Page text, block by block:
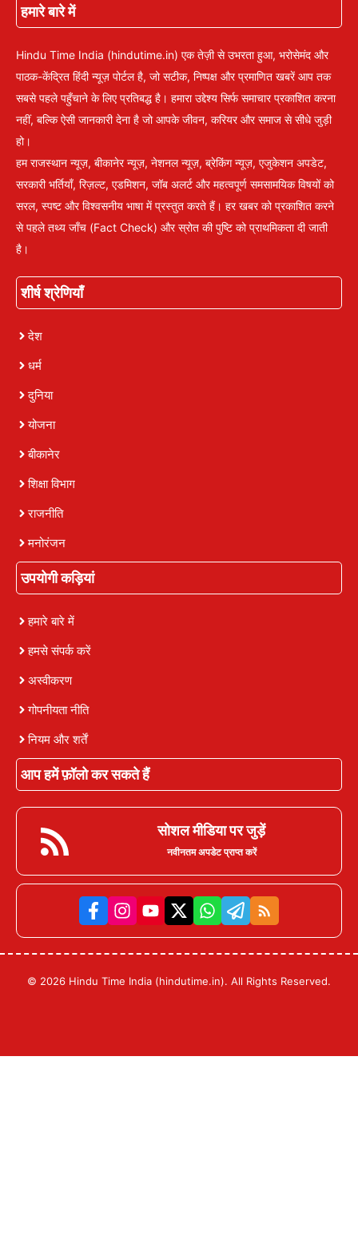
हमारे बारे में
Hindu Time India (hindutime.in) एक तेज़ी से उभरता हुआ, भरोसेमंद और
पाठक-केंद्रित हिंदी न्यूज़ पोर्टल है, जो सटीक, निष्पक्ष और प्रमाणित खबरें आप तक
सबसे पहले पहुँचाने के लिए प्रतिबद्ध है। हमारा उद्देश्य सिर्फ समाचार प्रकाशित करना
नहीं, बल्कि ऐसी जानकारी देना है जो आपके जीवन, करियर और समाज से सीधे जुड़ी
हो।
हम राजस्थान न्यूज़, बीकानेर न्यूज़, नेशनल न्यूज़, ब्रेकिंग न्यूज़, एजुकेशन अपडेट,
सरकारी भर्तियाँ, रिज़ल्ट, एडमिशन, जॉब अलर्ट और महत्वपूर्ण समसामयिक विषयों को
सरल, स्पष्ट और विश्वसनीय भाषा में प्रस्तुत करते हैं। हर खबर को प्रकाशित करने
से पहले तथ्य जाँच (Fact Check) और स्रोत की पुष्टि को प्राथमिकता दी जाती
है।
शीर्ष श्रेणियाँ
देश
धर्म
दुनिया
योजना
बीकानेर
शिक्षा विभाग
राजनीति
मनोरंजन
उपयोगी कड़ियां
हमारे बारे में
हमसे संपर्क करें
अस्वीकरण
गोपनीयता नीति
नियम और शर्तें
आप हमें फ़ॉलो कर सकते हैं
सोशल मीडिया पर जुड़ें
नवीनतम अपडेट प्राप्त करें
© 2026 Hindu Time India (hindutime.in). All Rights Reserved.